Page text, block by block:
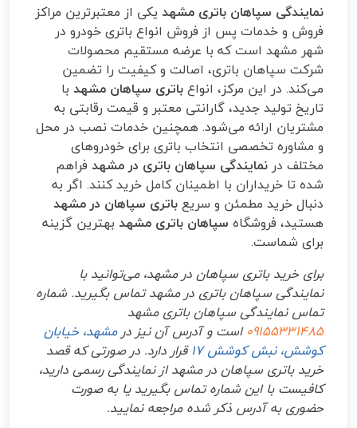
نمایندگی سپاهان باتری مشهد یکی از معتبرترین مراکز
فروش و خدمات پس از فروش انواع باتری خودرو در
شهر مشهد است که با عرضه مستقیم محصولات
شرکت سپاهان باتری، اصالت و کیفیت را تضمین
می‌کند. در این مرکز، انواعباتری سپاهان مشهد با
تاریخ تولید جدید، گارانتی معتبر و قیمت رقابتی به
مشتریان ارائه می‌شود. همچنین خدمات نصب در محل
و مشاوره تخصصی انتخاب باتری برای خودروهای
مختلف در نمایندگی سپاهان باتری در مشهد فراهم
شده تا خریداران با اطمینان کامل خرید کنند. اگر به
دنبال خرید مطمئن و سریعباتری سپاهان در مشهد
هستید، فروشگاه سپاهان باتری مشهد بهترین گزینه
برای شماست.
برای خرید باتری سپاهان در مشهد، می‌توانید با
نمایندگی سپاهان باتری در مشهد تماس بگیرید. شماره
تماس نمایندگی سپاهان باتری مشهد
09155331485 است و آدرس آن نیز درمشهد، خیابان
کوشش، نبش کوشش 17
قرار دارد. در صورتی که قصد
خرید باتری سپاهان در مشهد از نمایندگی رسمی دارید،
کافیست با این شماره تماس بگیرید یا به صورت
حضوری به آدرس ذکر شده مراجعه نمایید.